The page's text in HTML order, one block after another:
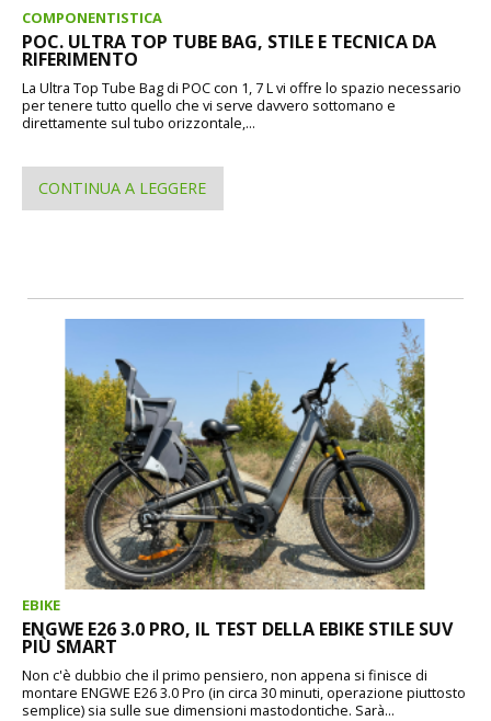
COMPONENTISTICA
POC. ULTRA TOP TUBE BAG, STILE E TECNICA DA
RIFERIMENTO
La Ultra Top Tube Bag di POC con 1, 7 L vi offre lo spazio necessario
per tenere tutto quello che vi serve davvero sottomano e
direttamente sul tubo orizzontale,...
CONTINUA A LEGGERE
EBIKE
ENGWE E26 3.0 PRO, IL TEST DELLA EBIKE STILE SUV
PIÙ SMART
Non c'è dubbio che il primo pensiero, non appena si finisce di
montare ENGWE E26 3.0 Pro (in circa 30 minuti, operazione piuttosto
semplice) sia sulle sue dimensioni mastodontiche. Sarà...